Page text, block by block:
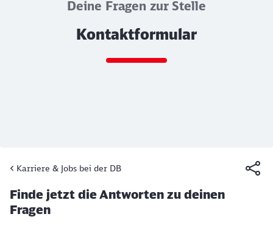
Deine Fragen zur Stelle
Kontaktformular
Ende des Sliders
Karriere & Jobs bei der DB
19. März 2026, 15:30 Uhr
Artikel:
Kontaktformular
Finde jetzt die Antworten zu deinen
Fragen